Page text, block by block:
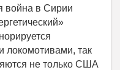
война в Сирии
так
не только США